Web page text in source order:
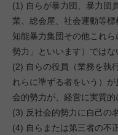
(1) 自らが暴力団、暴力団
業、総会屋、社会運動等
知能暴力集団その他これ
勢力」といいます）ではな
(2) 自らの役員（業務を執
れらに準ずる者をいう）
会的勢力が、経営に実質
(3) 反社会的勢力に自己の
(4) 自らまたは第三者の不